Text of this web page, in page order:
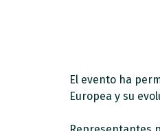
El evento ha
Europea y su